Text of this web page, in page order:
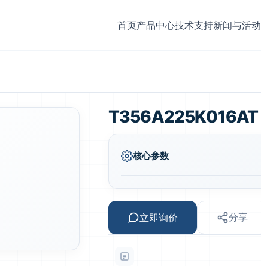
首页产品中心技术支持新闻与活动
T356A225K016AT
核心参数
立即询价 分享